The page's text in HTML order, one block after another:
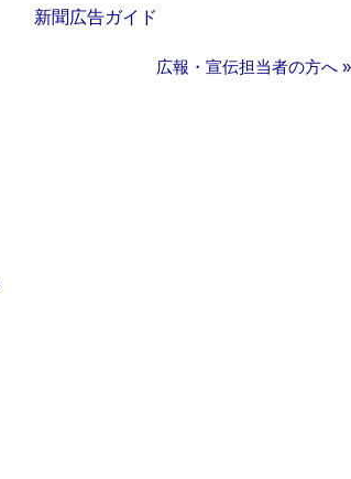
新聞広告ガイド
広報・宣伝担当者の方へ »